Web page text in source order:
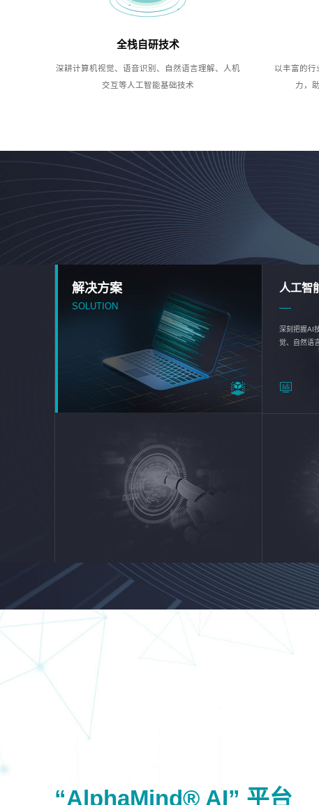
全栈自研技术
深耕计算机视觉、语音识别、自然语言理解、人机
交互等人工智能基础技术
以丰富的行
力，
解决方案
SOLUTION
人工智
深刻把握AI
觉、自然语
续优化企
“AlphaMind® AI” 平台